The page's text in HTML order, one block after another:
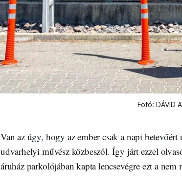
Fotó: DÁVID
Van az úgy, hogy az ember csak a napi
udvarhelyi művész közbeszól. Így járt ezzel
áruház parkolójában kapta lencsevégre ezt a